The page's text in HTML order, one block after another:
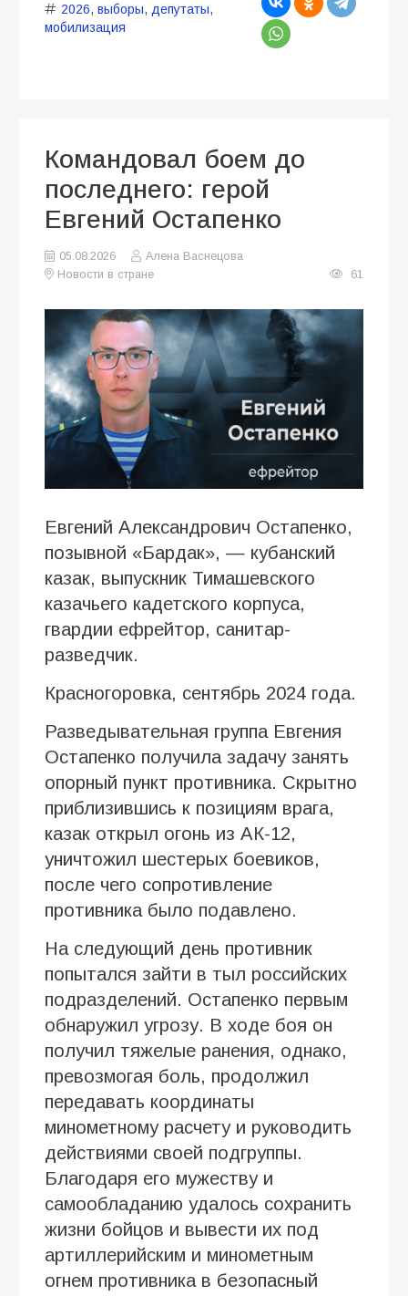
2026, выборы, депутаты,
мобилизация
Командовал боем до
последнего: герой
Евгений Остапенко
05.08.2026
Алена Васнецова
Новости в стране
61
Евгений Александрович Остапенко,
позывной «Бардак», — кубанский
казак, выпускник Тимашевского
казачьего кадетского корпуса,
гвардии ефрейтор, санитар-
разведчик.
Красногоровка, сентябрь 2024 года.
Разведывательная группа Евгения
Остапенко получила задачу занять
опорный пункт противника. Скрытно
приблизившись к позициям врага,
казак открыл огонь из АК-12,
уничтожил шестерых боевиков,
после чего сопротивление
противника было подавлено.
На следующий день противник
попытался зайти в тыл российских
подразделений. Остапенко первым
обнаружил угрозу. В ходе боя он
получил тяжелые ранения, однако,
превозмогая боль, продолжил
передавать координаты
минометному расчету и руководить
действиями своей подгруппы.
Благодаря его мужеству и
самообладанию удалось сохранить
жизни бойцов и вывести их под
артиллерийским и минометным
огнем противника в безопасный